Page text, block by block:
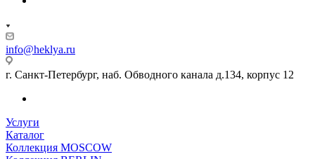
info@heklya.ru
г. Санкт-Петербург, наб. Обводного канала д.134, корпус 12
Услуги
Каталог
Коллекция MOSCOW